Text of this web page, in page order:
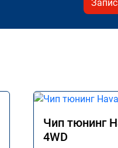
Чип тюнинг
4WD